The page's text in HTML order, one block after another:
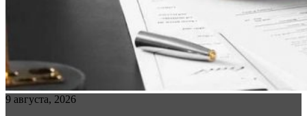
9 августа, 2026